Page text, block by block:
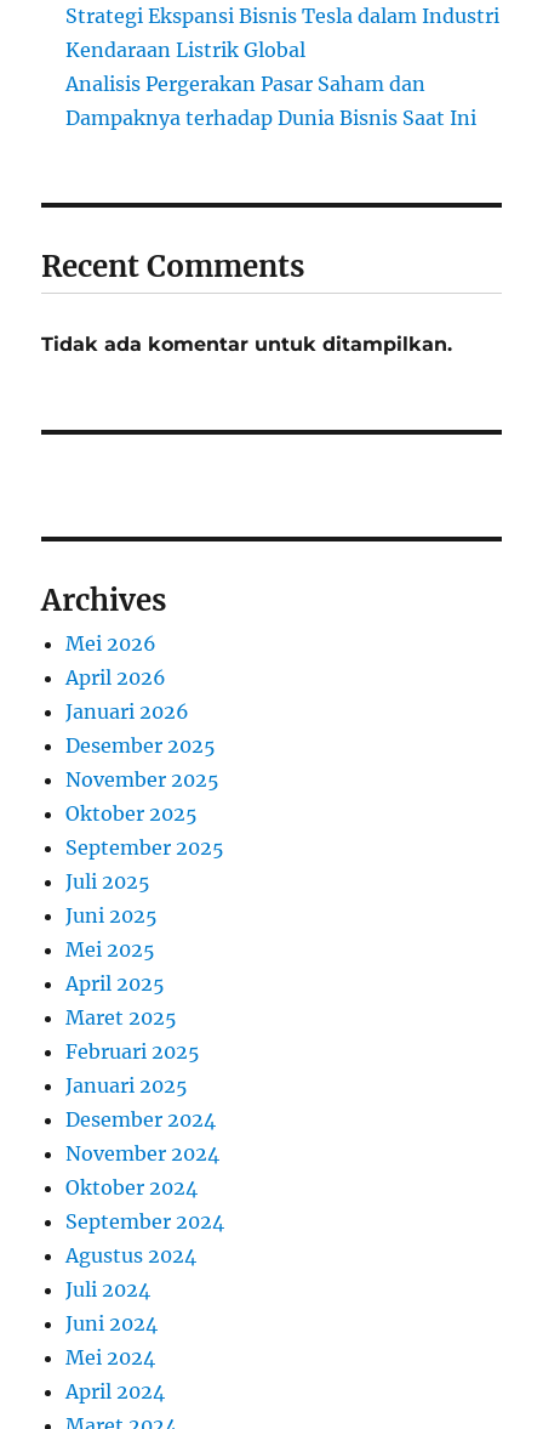
Strategi Ekspansi Bisnis Tesla dalam Industri
Kendaraan Listrik Global
Analisis Pergerakan Pasar Saham dan
Dampaknya terhadap Dunia Bisnis Saat Ini
Recent Comments
Tidak ada komentar untuk ditampilkan.
Archives
Mei 2026
April 2026
Januari 2026
Desember 2025
November 2025
Oktober 2025
September 2025
Juli 2025
Juni 2025
Mei 2025
April 2025
Maret 2025
Februari 2025
Januari 2025
Desember 2024
November 2024
Oktober 2024
September 2024
Agustus 2024
Juli 2024
Juni 2024
Mei 2024
April 2024